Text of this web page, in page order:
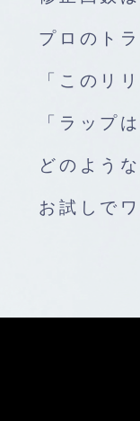
プロのト
「このリ
「ラップ
どのよう
お試しで